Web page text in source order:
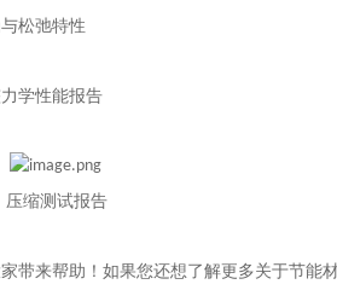
松弛特性
学性能报告
压缩测试报告
带来帮助！如果您还想了解更多关于节能